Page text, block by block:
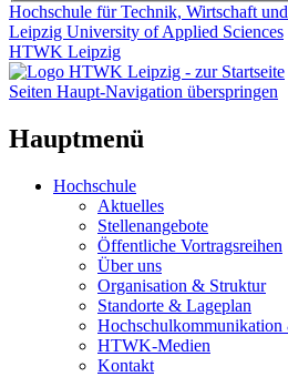
Hochschule für Technik, Wirtschaft
Leipzig University of Applied Sciences
HTWK Leipzig
Seiten Haupt-Navigation überspringen
Hauptmenü
Hochschule
Aktuelles
Stellenangebote
Öffentliche Vortragsreihen
Über uns
Organisation & Struktur
Standorte & Lageplan
HTWK-Medien
Kontakt